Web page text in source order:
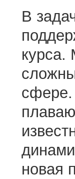
В
курса.
сфере.
новая